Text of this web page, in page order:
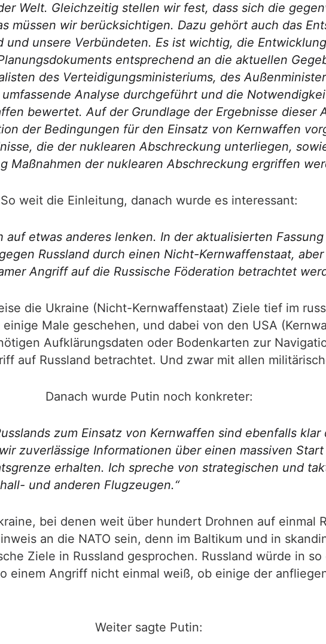
Welt. Gleichzeitig stellen wir fest, dass sich die
müssen wir berücksichtigen. Dazu gehört auch das
und unsere Verbündeten. Es ist wichtig, die
entsprechend an die aktuellen
des Verteidigungsministeriums, des
Analyse durchgeführt und die
bewertet. Auf der Grundlage der Ergebnisse dieser
der Bedingungen für den Einsatz von Kernwaffen
die der nuklearen Abschreckung unterliegen,
Maßnahmen der nuklearen Abschreckung ergriffen
So weit die Einleitung, danach wurde es interessant:
auf etwas anderes lenken. In der aktualisierten
Russland durch einen Nicht-Kernwaffenstaat,
Angriff auf die Russische Föderation betrachtet
die Ukraine (Nicht-Kernwaffenstaat) Ziele tief im
Male geschehen, und dabei von den USA
Aufklärungsdaten oder Bodenkarten zur
auf Russland betrachtet. Und zwar mit allen
Danach wurde Putin noch konkreter:
zum Einsatz von Kernwaffen sind ebenfalls
zuverlässige Informationen über einen massiven
erhalten. Ich spreche von strategischen und
und anderen Flugzeugen.“
bei denen weit über hundert Drohnen auf einmal
an die NATO sein, denn im Baltikum und in
Ziele in Russland gesprochen. Russland würde in
einem Angriff nicht einmal weiß, ob einige der
Weiter sagte Putin: